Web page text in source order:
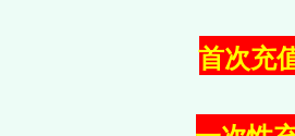
首次充